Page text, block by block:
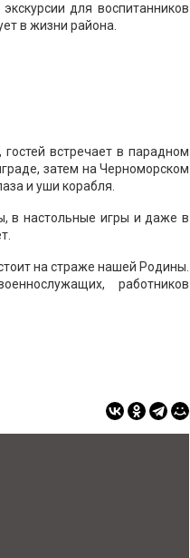
для воспитанников
в жизни района.
гостей встречает в парадном
затем на Черноморском
и уши корабля.
в настольные игры и даже в
на страже нашей Родины.
работников